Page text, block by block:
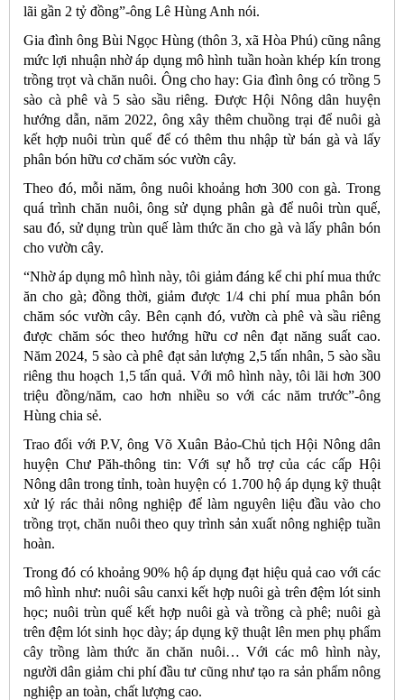
lãi gần 2 tỷ đồng”-ông Lê Hùng Anh nói.
Gia đình ông Bùi Ngọc Hùng (thôn 3, xã Hòa Phú) cũng nâng
mức lợi nhuận nhờ áp dụng mô hình tuần hoàn khép kín trong
trồng trọt và chăn nuôi. Ông cho hay: Gia đình ông có trồng 5
sào cà phê và 5 sào sầu riêng. Được Hội Nông dân huyện
hướng dẫn, năm 2022, ông xây thêm chuồng trại để nuôi gà
kết hợp nuôi trùn quế để có thêm thu nhập từ bán gà và lấy
phân bón hữu cơ chăm sóc vườn cây.
Theo đó, mỗi năm, ông nuôi khoảng hơn 300 con gà. Trong
quá trình chăn nuôi, ông sử dụng phân gà để nuôi trùn quế,
sau đó, sử dụng trùn quế làm thức ăn cho gà và lấy phân bón
cho vườn cây.
“Nhờ áp dụng mô hình này, tôi giảm đáng kể chi phí mua thức
ăn cho gà; đồng thời, giảm được 1/4 chi phí mua phân bón
chăm sóc vườn cây. Bên cạnh đó, vườn cà phê và sầu riêng
được chăm sóc theo hướng hữu cơ nên đạt năng suất cao.
Năm 2024, 5 sào cà phê đạt sản lượng 2,5 tấn nhân, 5 sào sầu
riêng thu hoạch 1,5 tấn quả. Với mô hình này, tôi lãi hơn 300
triệu đồng/năm, cao hơn nhiều so với các năm trước”-ông
Hùng chia sẻ.
Trao đổi với P.V, ông Võ Xuân Bảo-Chủ tịch Hội Nông dân
huyện Chư Păh-thông tin: Với sự hỗ trợ của các cấp Hội
Nông dân trong tỉnh, toàn huyện có 1.700 hộ áp dụng kỹ thuật
xử lý rác thải nông nghiệp để làm nguyên liệu đầu vào cho
trồng trọt, chăn nuôi theo quy trình sản xuất nông nghiệp tuần
hoàn.
Trong đó có khoảng 90% hộ áp dụng đạt hiệu quả cao với các
mô hình như: nuôi sâu canxi kết hợp nuôi gà trên đệm lót sinh
học; nuôi trùn quế kết hợp nuôi gà và trồng cà phê; nuôi gà
trên đệm lót sinh học dày; áp dụng kỹ thuật lên men phụ phẩm
cây trồng làm thức ăn chăn nuôi… Với các mô hình này,
người dân giảm chi phí đầu tư cũng như tạo ra sản phẩm nông
nghiệp an toàn, chất lượng cao.